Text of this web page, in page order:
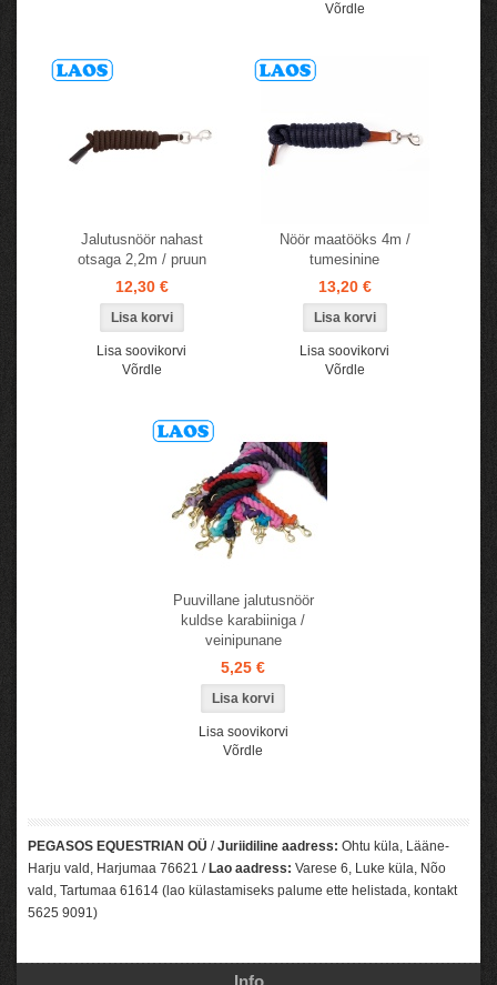
Võrdle
Jalutusnöör nahast
otsaga 2,2m / pruun
12,30 €
Lisa soovikorvi
Võrdle
Nöör maatööks 4m /
tumesinine
13,20 €
Lisa soovikorvi
Võrdle
Puuvillane jalutusnöör
kuldse karabiiniga /
veinipunane
5,25 €
Lisa soovikorvi
Võrdle
PEGASOS EQUESTRIAN OÜ /Juriidiline aadress: Ohtu küla, Lääne-
Harju vald, Harjumaa 76621 / Lao aadress: Varese 6, Luke küla, Nõo
vald, Tartumaa 61614 (lao külastamiseks palume ette helistada, kontakt
5625 9091)